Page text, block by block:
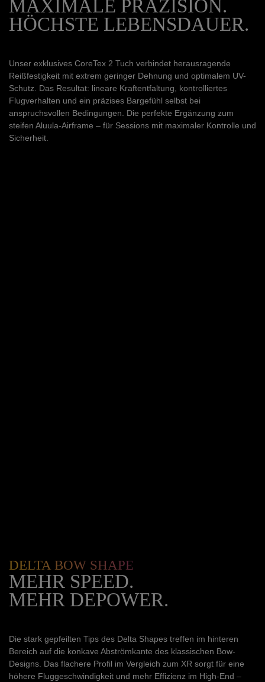
MAXIMALE PRÄZISION.
HÖCHSTE LEBENSDAUER.
Unser exklusives CoreTex 2 Tuch verbindet herausragende
Reißfestigkeit mit extrem geringer Dehnung und optimalem UV-
Schutz. Das Resultat: lineare Kraftentfaltung, kontrolliertes
Flugverhalten und ein präzises Bargefühl selbst bei
anspruchsvollen Bedingungen. Die perfekte Ergänzung zum
steifen Aluula-Airframe – für Sessions mit maximaler Kontrolle und
Sicherheit.
DELTA BOW SHAPE
MEHR SPEED.
MEHR DEPOWER.
Die stark gepfeilten Tips des Delta Shapes treffen im hinteren
Bereich auf die konkave Abströmkante des klassischen Bow-
Designs. Das flachere Profil im Vergleich zum XR sorgt für eine
höhere Fluggeschwindigkeit und mehr Effizienz im High-End –